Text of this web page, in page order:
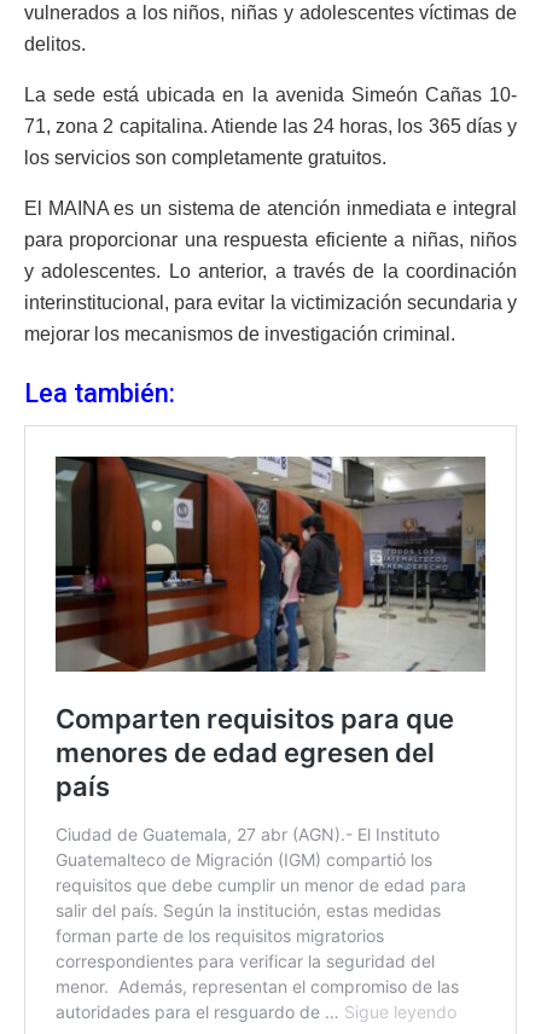
vulnerados a los niños, niñas y adolescentes víctimas de
delitos.
La sede está ubicada en la avenida Simeón Cañas 10-
71, zona 2 capitalina. Atiende las 24 horas, los 365 días y
los servicios son completamente gratuitos.
El MAINA es un sistema de atención inmediata e integral
para proporcionar una respuesta eficiente a niñas, niños
y adolescentes. Lo anterior, a través de la coordinación
interinstitucional, para evitar la victimización secundaria y
mejorar los mecanismos de investigación criminal.
Lea también: